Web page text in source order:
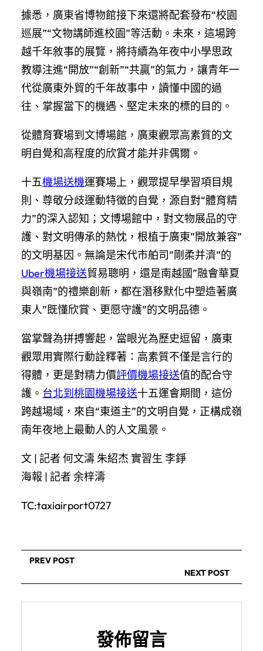
據悉，廣東省博物館接下來還將配套發布“校園
巡展”“文物講師進校園”等活動。未來，這場跨
越千年敘事的展覽，將持續為年夜中小學思政
教導注進“開放”“創新”“共贏”的氣力，讓青年一
代從廣東外貿的千年故事中，讀懂中國的過
往、掌握當下的機遇、堅定未來的標的目的。
從體育賽場到文博場館，廣東觀眾高素質的文
明自覺和高程度的欣賞才能并非偶爾。
十五機場送機運賽場上，觀眾提早學習項目規
則、尊敬分歧運動特徵的自覺，源自對“體育精
力”的深入認知；文博場館中，對文物展品的守
護、對文明傳承的熱忱，根植于廣東”開放兼容”
的文明基因。無論是宋代市舶司”剛柔并濟”的
Uber機場接送貿易聰明，還是南越國”融會華夏
與嶺南”的禮樂創新，都在潛移默化中塑造著廣
東人”既懂欣賞、更愿守護”的文明品德。
當掌聲為拼搏響起，當眼光為歷史逗留，廣東
觀眾用實際行動詮釋著：高素質不僅是言行的
得體，更是對精力價評價機場接送值的配合守
護。 台北到桃園機場接送十五運會期間，這份
跨越場域，來自“東道主”的文明自覺，正構成嶺
南年夜地上最動人的人文風景。
文 | 記者 何文濤 朱紹杰 實習生 李錚
海報 | 記者 余梓濤
TC:taxiairport0727
PREV POST
NEXT POST
發佈留言